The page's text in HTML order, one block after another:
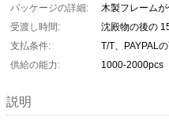
パッケージの詳細:
木製フレーム
受渡し時間:
沈殿物の後の
支払条件:
T/T、PAYPAL
供給の能力:
1000-2000pcs
説明